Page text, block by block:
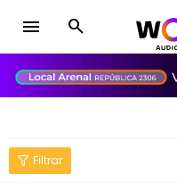
menu
close